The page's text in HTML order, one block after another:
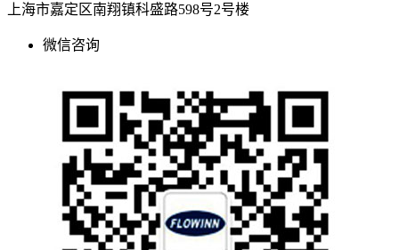
上海市嘉定区南翔镇科盛路598号2号楼
微信咨询